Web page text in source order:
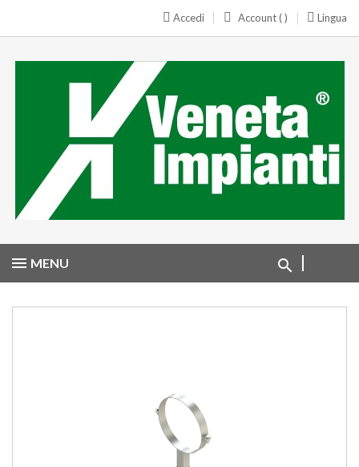
Lingua
Account ( )
Accedi
MENU